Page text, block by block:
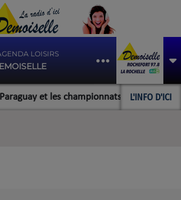
LOISIRS
L'INFO D'ICI
les championnats du monde pour